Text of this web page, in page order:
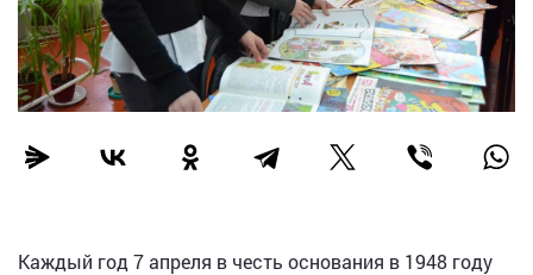
Каждый год 7 апреля в честь основания в 1948 году